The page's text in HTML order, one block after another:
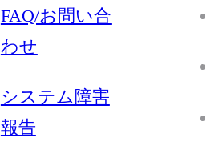
FAQ/お問い合
わせ
システム障害
報告